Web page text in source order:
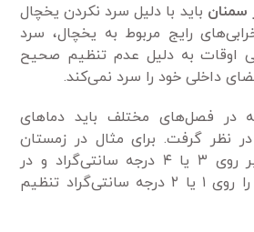
سمنان باید با دلیل سرد نکردن یخچال
رایج مربوط به یخچال، سرد
اوقات به دلیل عدم تنظیم صحیح
داخلی خود را سرد نمی‌کند.
در فصل‌های مختلف باید دماهای
نظر گرفت. برای مثال در زمستان
درجه یخچال خود را بر روی ۳ یا ۴ درجه سانتی‌گراد و در
تابستان درجه یخچال را روی ۱ یا ۲ درجه سانتی‌گراد تنظیم